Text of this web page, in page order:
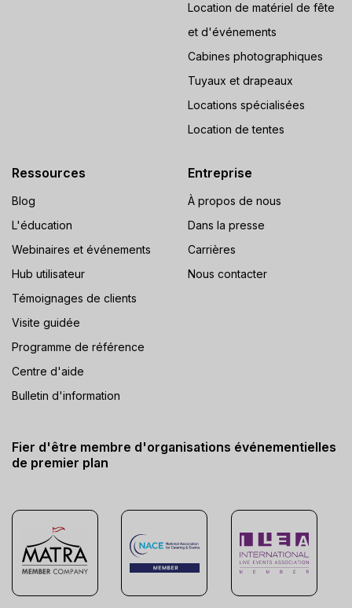
Location de matériel de fête
et d'événements
Cabines photographiques
Tuyaux et drapeaux
Locations spécialisées
Location de tentes
Ressources
Blog
L'éducation
Webinaires et événements
Hub utilisateur
Témoignages de clients
Visite guidée
Programme de référence
Centre d'aide
Bulletin d'information
Entreprise
À propos de nous
Dans la presse
Carrières
Nous contacter
Fier d'être membre d'organisations événementielles
de premier plan